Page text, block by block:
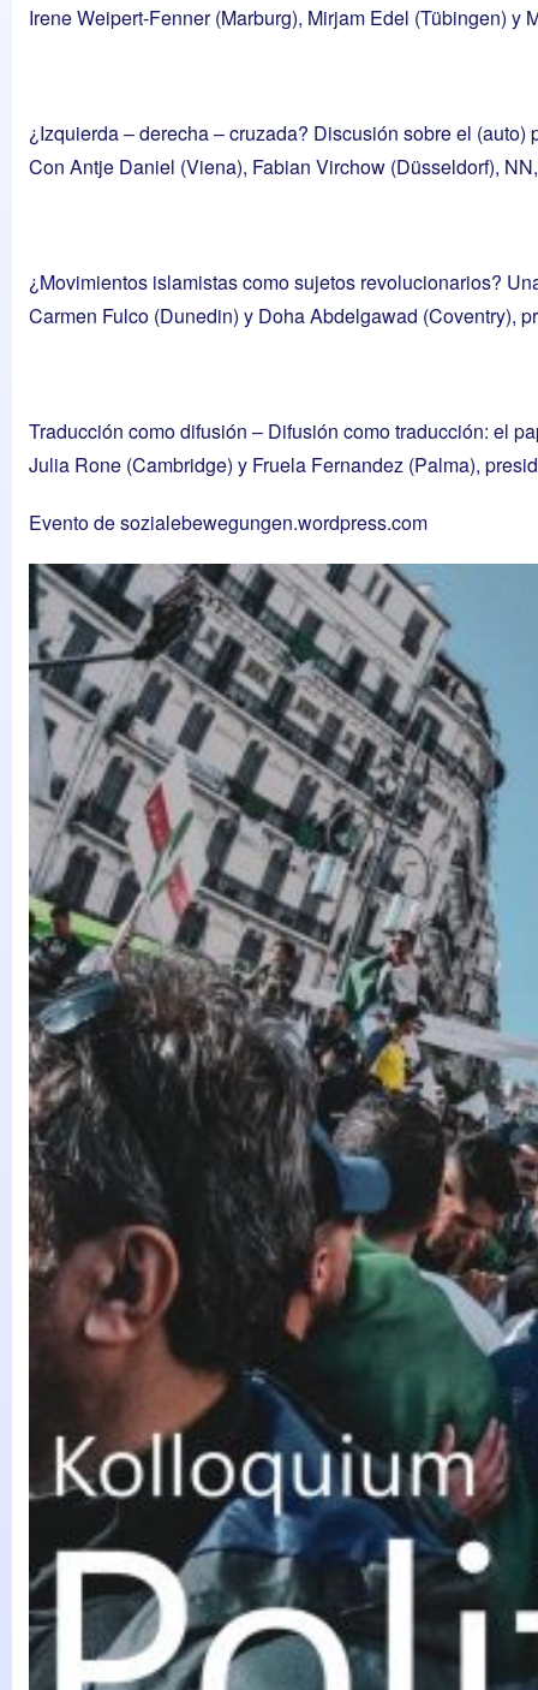
Irene Weipert-Fenner (Marburg), Mirjam Edel (Tübingen)
¿Izquierda – derecha – cruzada? Discusión sobre el
Con Antje Daniel (Viena), Fabian Virchow (Düsseldorf),
¿Movimientos islamistas como sujetos revolucionarios?
Carmen Fulco (Dunedin) y Doha Abdelgawad (Coventry),
Traducción como difusión – Difusión como traducción: el
Julia Rone (Cambridge) y Fruela Fernandez (Palma),
Evento de sozialebewegungen.wordpress.com